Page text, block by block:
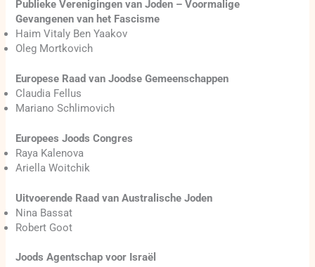
Publieke Verenigingen van Joden – Voormalige
Gevangenen van het Fascisme
Haim Vitaly Ben Yaakov
Oleg Mortkovich
Europese Raad van Joodse Gemeenschappen
Claudia Fellus
Mariano Schlimovich
Europees Joods Congres
Raya Kalenova
Ariella Woitchik
Uitvoerende Raad van Australische Joden
Nina Bassat
Robert Goot
Joods Agentschap voor Israël